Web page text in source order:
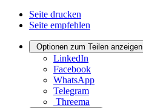
Seite drucken
Seite empfehlen
Optionen zum Teilen anzeigen
LinkedIn
Facebook
WhatsApp
Telegram
Threema